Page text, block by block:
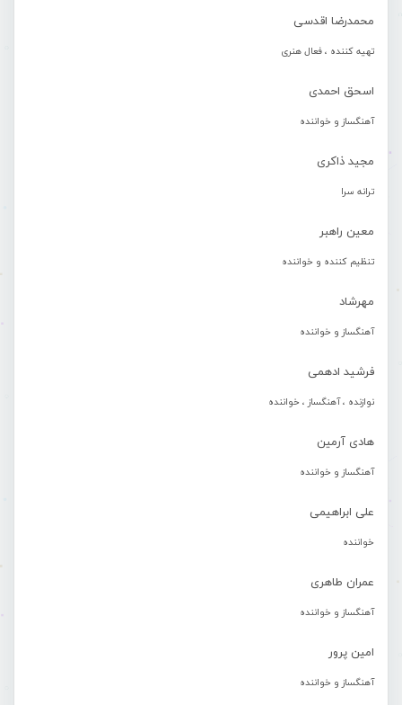
محمدرضا اقدسی
تهیه کننده ، فعال هنری
اسحق احمدی
آهنگساز و خواننده
مجید ذاکری
ترانه سرا
معین راهبر
تنظیم کننده و خواننده
مهرشاد
آهنگساز و خواننده
فرشید ادهمی
نوازنده ، آهنگساز ، خواننده
هادی آرمین
آهنگساز و خواننده
علی ابراهیمی
خواننده
عمران طاهری
آهنگساز و خواننده
امین پرور
آهنگساز و خواننده